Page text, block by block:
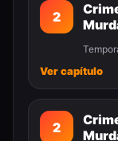
2
Ver capítulo
2